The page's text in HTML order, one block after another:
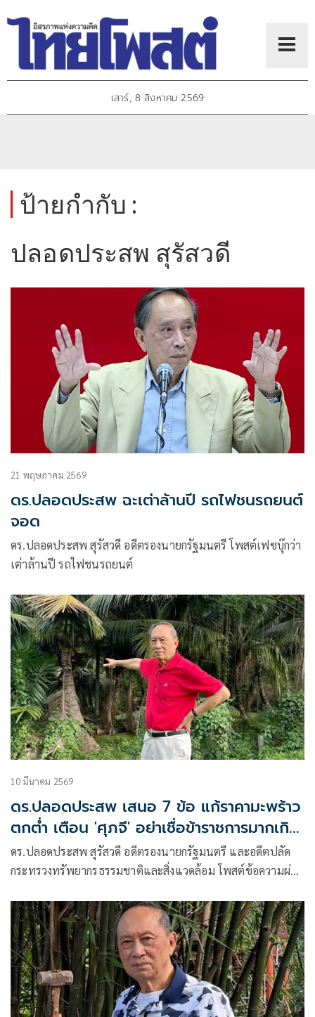
เสาร์, 8 สิงหาคม 2569
ป้ายกำกับ :
ปลอดประสพ สุรัสวดี
21 พฤษภาคม 2569
ดร.ปลอดประสพ ฉะเต่าล้านปี รถไฟชนรถยนต์
จอด
ดร.ปลอดประสพ สุรัสวดี อดีตรองนายกรัฐมนตรี โพสต์เฟซบุ๊กว่า
เต่าล้านปี รถไฟชนรถยนต์
10 มีนาคม 2569
ดร.ปลอดประสพ เสนอ 7 ข้อ แก้ราคามะพร้าว
ตกต่ำ เตือน 'ศุภจี' อย่าเชื่อข้าราชการมากเกิน
ไป
ดร.ปลอดประสพ สุรัสวดี อดีตรองนายกรัฐมนตรี และอดีตปลัด
กระทรวงทรัพยากรธรรมชาติและสิ่งแวดล้อม โพสต์ข้อความผ่าน